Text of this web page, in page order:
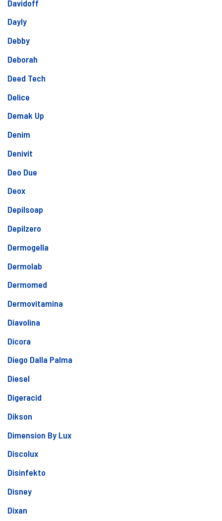
Davidoff
Dayly
Debby
Deborah
Deed Tech
Delice
Demak Up
Denim
Denivit
Deo Due
Deox
Depilsoap
Depilzero
Dermogella
Dermolab
Dermomed
Dermovitamina
Diavolina
Dicora
Diego Dalla Palma
Diesel
Digeracid
Dikson
Dimension By Lux
Discolux
Disinfekto
Disney
Dixan